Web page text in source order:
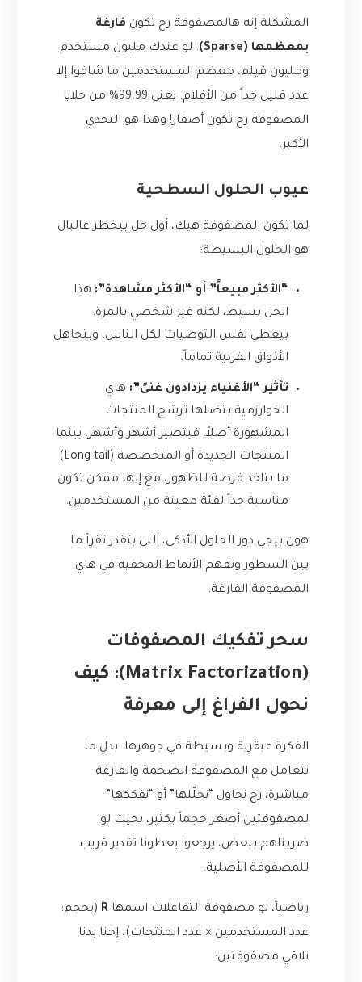
المشكلة إنه هالمصفوفة رح تكون فارغة
بمعظمها (Sparse)
. لو عندك مليون مستخدم
ومليون فيلم، معظم المستخدمين ما شافوا إلا
عدد قليل جداً من الأفلام. يعني 99.99% من خلايا
المصفوفة رح تكون أصفار! وهذا هو التحدي
الأكبر.
عيوب الحلول السطحية
لما تكون المصفوفة هيك، أول حل بيخطر عالبال
هو الحلول البسيطة:
“الأكثر مبيعاً” أو “الأكثر مشاهدة”: هذا
الحل بسيط، لكنه غير شخصي بالمرة.
بيعطي نفس التوصيات لكل الناس، وبتجاهل
الأذواق الفردية تماماً.
تأثير “الأغنياء يزدادون غنىً”: هاي
الخوارزمية بتضلها ترشح المنتجات
المشهورة أصلاً، فبتصير أشهر وأشهر، بينما
المنتجات الجديدة أو المتخصصة (Long-tail)
ما بتاخد فرصة للظهور، مع إنها ممكن تكون
مناسبة جداً لفئة معينة من المستخدمين.
هون بيجي دور الحلول الأذكى، اللي بتقدر تقرأ ما
بين السطور وتفهم الأنماط المخفية في هاي
المصفوفة الفارغة.
سحر تفكيك المصفوفات
(Matrix Factorization): كيف
نحول الفراغ إلى معرفة
الفكرة عبقرية وبسيطة في جوهرها. بدل ما
نتعامل مع المصفوفة الضخمة والفارغة
مباشرة، رح نحاول “نحلّلها” أو “نفككها”
لمصفوفتين أصغر حجماً بكثير، بحيث لو
ضربناهم ببعض، يرجعوا يعطونا تقدير قريب
للمصفوفة الأصلية.
رياضياً، لو مصفوفة التفاعلات اسمها R (بحجم:
عدد المستخدمين × عدد المنتجات)، إحنا بدنا
نلاقي مصفوفتين: